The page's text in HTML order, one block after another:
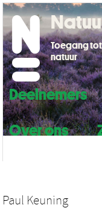
Deelnemers
Over ons
Toegang
natuur
Paul Keuning